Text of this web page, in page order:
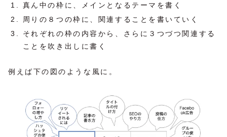
真ん中の枠に、メインとなるテーマを書く
周りの８つの枠に、関連することを書いていく
それぞれの枠の内容から、さらに３つづつ関連する
ことを吹き出しに書く
例えば下の図のような風に。